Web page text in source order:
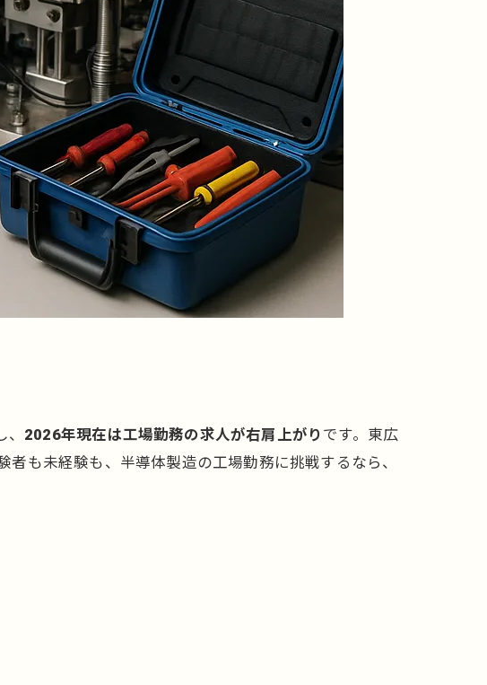
、 2026年現在は工場勤務の求人が右肩上がり です。東広
も未経験も、半導体製造の工場勤務に挑戦するなら、